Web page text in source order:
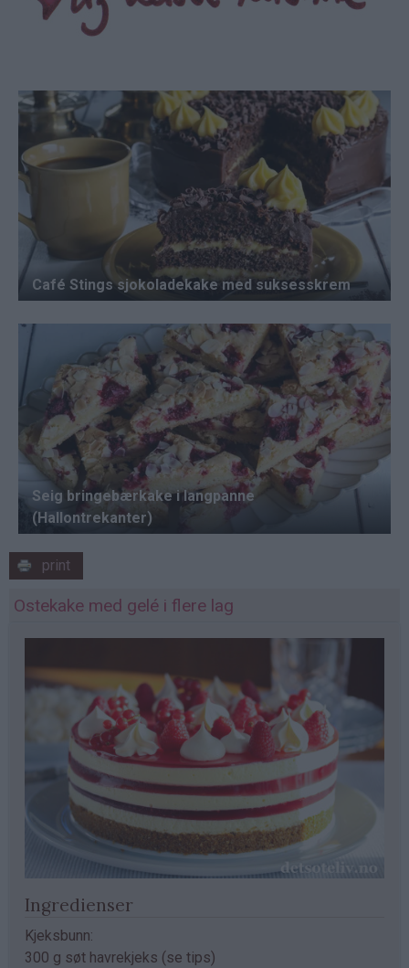
print
Ostekake med gelé i flere lag
Ingredienser
Kjeksbunn:
300 g søt havrekjeks (se tips)